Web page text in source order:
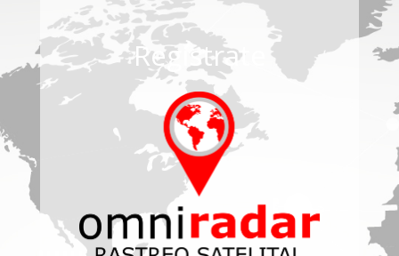
Regístrate